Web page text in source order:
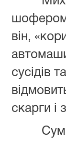
шофером
він,
сусідів
скарги і
Суміш